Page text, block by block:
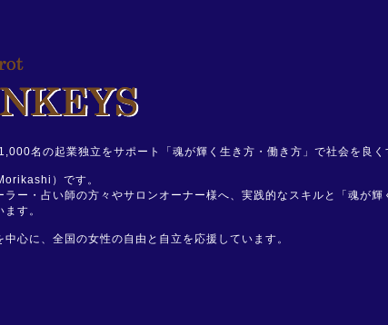
名の起業独立をサポート「魂が輝く生き方・働き方」で社会を良く
）です。
ー・占い師の方々やサロンオーナー様へ、実践的なスキルと「魂が
す。
心に、全国の女性の自由と自立を応援しています。